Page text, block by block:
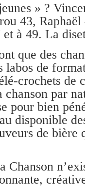
» ?
43,
à 49. La
que des
labos de
crochets de
par
pour bien
disponible
de bière
Chanson